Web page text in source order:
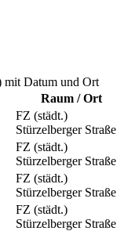
mit Datum und Ort
Raum / Ort
FZ (städt.)
Stürzelberger Straße
FZ (städt.)
Stürzelberger Straße
FZ (städt.)
Stürzelberger Straße
FZ (städt.)
Stürzelberger Straße